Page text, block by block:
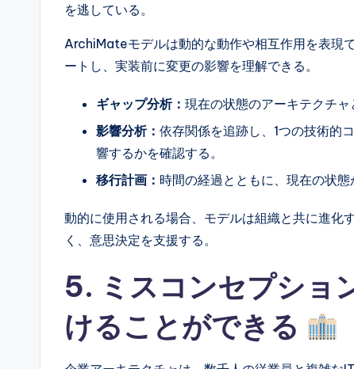
を逃している。
ArchiMateモデルは動的な動作や相互作用を表現
ートし、実装前に変更の影響を理解できる。
ギャップ分析： 現在の状態のアーキテクチャ
影響分析： 依存関係を追跡し、1つの技術的
響するかを確認する。
移行計画： 時間の経過とともに、現在の状
動的に使用される場合、モデルは組織と共に進化
く、意思決定を支援する。
5. ミスコンセプショ
けることができる